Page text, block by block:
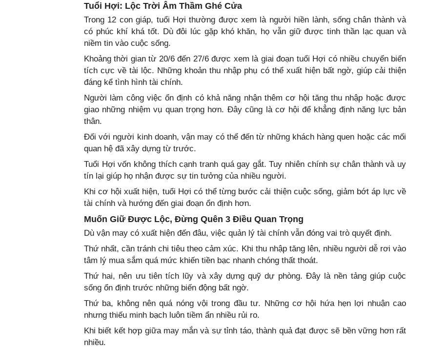
Tuổi Hợi: Lộc Trời Âm Thầm Ghé Cửa
Trong 12 con giáp, tuổi Hợi thường được xem là người hiền lành, sống chân thành và
có phúc khí khá tốt. Dù đôi lúc gặp khó khăn, họ vẫn giữ được tinh thần lạc quan và
niềm tin vào cuộc sống.
Khoảng thời gian từ 20/6 đến 27/6 được xem là giai đoạn tuổi Hợi có nhiều chuyển biến
tích cực về tài lộc. Những khoản thu nhập phụ có thể xuất hiện bất ngờ, giúp cải thiện
đáng kể tình hình tài chính.
Người làm công việc ổn định có khả năng nhận thêm cơ hội tăng thu nhập hoặc được
giao những nhiệm vụ quan trọng hơn. Đây cũng là cơ hội để khẳng định năng lực bản
thân.
Đối với người kinh doanh, vận may có thể đến từ những khách hàng quen hoặc các mối
quan hệ đã xây dựng từ trước.
Tuổi Hợi vốn không thích cạnh tranh quá gay gắt. Tuy nhiên chính sự chân thành và uy
tín lại giúp họ nhận được sự tin tưởng của nhiều người.
Khi cơ hội xuất hiện, tuổi Hợi có thể từng bước cải thiện cuộc sống, giảm bớt áp lực về
tài chính và hướng đến giai đoạn ổn định hơn.
Muốn Giữ Được Lộc, Đừng Quên 3 Điều Quan Trọng
Dù vận may có xuất hiện đến đâu, việc quản lý tài chính vẫn đóng vai trò quyết định.
Thứ nhất, cần tránh chi tiêu theo cảm xúc. Khi thu nhập tăng lên, nhiều người dễ rơi vào
tâm lý mua sắm quá mức khiến tiền bạc nhanh chóng thất thoát.
Thứ hai, nên ưu tiên tích lũy và xây dựng quỹ dự phòng. Đây là nền tảng giúp cuộc
sống ổn định trước những biến động bất ngờ.
Thứ ba, không nên quá nóng vội trong đầu tư. Những cơ hội hứa hẹn lợi nhuận cao
nhưng thiếu minh bạch luôn tiềm ẩn nhiều rủi ro.
Khi biết kết hợp giữa may mắn và sự tỉnh táo, thành quả đạt được sẽ bền vững hơn rất
nhiều.